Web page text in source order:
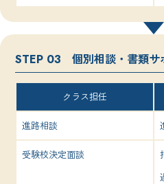
STEP 03 個別相談・書類サ
クラス担任
進路相談
受験校決定面談